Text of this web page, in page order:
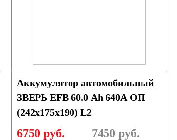
Аккумулятор автомобильный
ЗВЕРЬ EFB 60.0 Ah 640А ОП
(242x175x190) L2
6750 руб. 7450 руб.